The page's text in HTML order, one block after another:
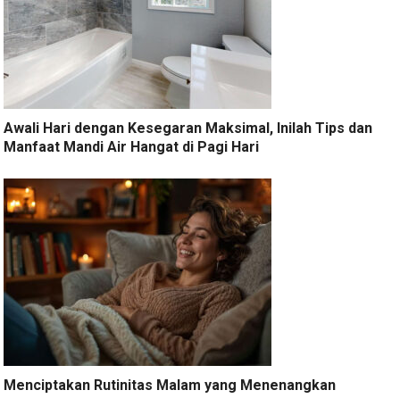
Awali Hari dengan Kesegaran Maksimal, Inilah Tips dan
Manfaat Mandi Air Hangat di Pagi Hari
Menciptakan Rutinitas Malam yang Menenangkan